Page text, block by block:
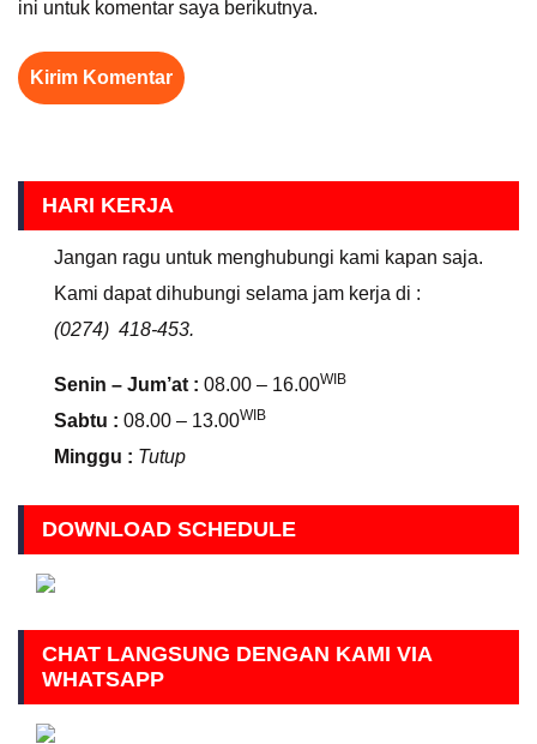
ini untuk komentar saya berikutnya.
HARI KERJA
Jangan ragu untuk menghubungi kami kapan saja.
Kami dapat dihubungi selama jam kerja di :
(0274) 418-453.
Senin – Jum’at : 08.00 – 16.00WIB
Sabtu : 08.00 – 13.00WIB
Minggu : Tutup
DOWNLOAD SCHEDULE
CHAT LANGSUNG DENGAN KAMI VIA
WHATSAPP